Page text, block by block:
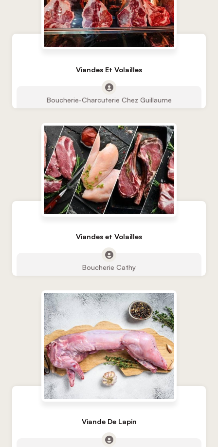
Viandes Et Volailles
Boucherie-Charcuterie Chez Guillaume
Viandes et Volailles
Boucherie Cathy
Viande De Lapin